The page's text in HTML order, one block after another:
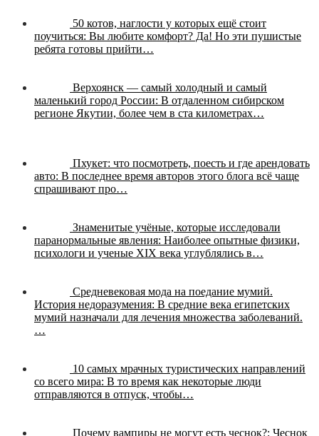
50 котов, наглости у которых ещё стоит
поучиться: Вы любите комфорт? Да! Но эти пушистые
ребята готовы прийти…
Верхоянск — самый холодный и самый
маленький город России: В отдаленном сибирском
регионе Якутии, более чем в ста километрах…
Пхукет: что посмотреть, поесть и где арендовать
авто: В последнее время авторов этого блога всё чаще
спрашивают про…
Знаменитые учёные, которые исследовали
паранормальные явления: Наиболее опытные физики,
психологи и ученые XIX века углублялись в…
Средневековая мода на поедание мумий.
История недоразумения: В средние века египетских
мумий назначали для лечения множества заболеваний.
…
10 самых мрачных туристических направлений
со всего мира: В то время как некоторые люди
отправляются в отпуск, чтобы…
Почему вампиры не могут есть чеснок?: Чеснок